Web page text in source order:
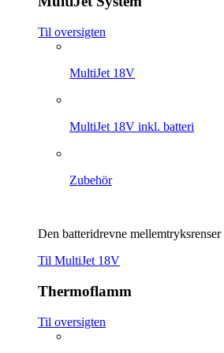
Til oversigten
MultiJet 18V
MultiJet 18V inkl. batteri
Zubehör
Den batteridrevne
Til MultiJet 18V
Thermoflamm
Til oversigten